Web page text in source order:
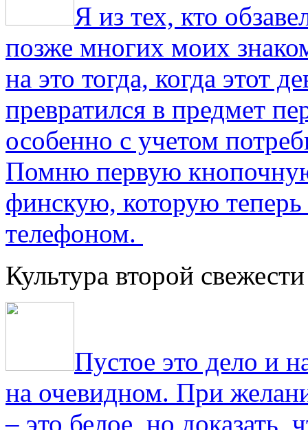
Я из тех, кто
позже многих моих
на это тогда, когда этот
превратился в предмет
особенно с учетом
Помню первую
финскую, которую
телефоном.
Культура второй свежести
Пустое это дело и
на очевидном. При
– это белое, но доказать,